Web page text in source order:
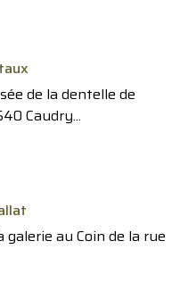
de la dentelle de
Caudry...
au Coin de la rue